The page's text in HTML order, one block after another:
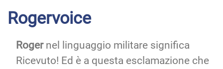
Rogervoice
Rogernel linguaggio militare significa
Ricevuto! Ed è a questa esclamazione che